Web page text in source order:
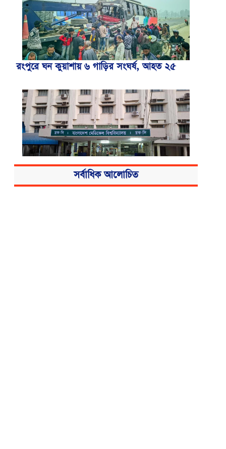
রংপুরে ঘন কুয়াশায় ৬ গাড়ির সংঘর্ষ, আহত ২৫
বিএসএমএমইউয়ের নতুন নাম বাংলাদেশ
সর্বাধিক আলোচিত